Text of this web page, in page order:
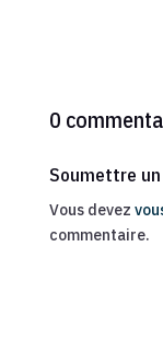
0
Soumettre
Vous devez
commentaire.